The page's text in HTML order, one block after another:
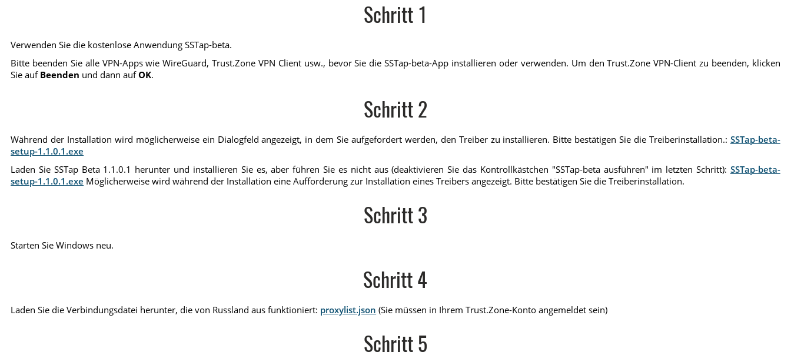
Schritt 1
Verwenden Sie die kostenlose Anwendung SSTap-beta.
Bitte beenden Sie alle VPN-Apps wie WireGuard, Trust.Zone VPN Client usw., bevor Sie die SSTap-beta-App installieren oder verwenden. Um den Trust.Zone VPN-Client zu beenden, klicken
Sie auf Beenden und dann aufOK.
Schritt 2
Während der Installation wird möglicherweise ein Dialogfeld angezeigt, in dem Sie aufgefordert werden, den Treiber zu installieren. Bitte bestätigen Sie die Treiberinstallation.: SSTap-beta-
setup-1.1.0.1.exe
Laden Sie SSTap Beta 1.1.0.1 herunter und installieren Sie es, aber führen Sie es nicht aus (deaktivieren Sie das Kontrollkästchen "SSTap-beta ausführen" im letzten Schritt): SSTap-beta-
setup-1.1.0.1.exe Möglicherweise wird während der Installation eine Aufforderung zur Installation eines Treibers angezeigt. Bitte bestätigen Sie die Treiberinstallation.
Schritt 3
Starten Sie Windows neu.
Schritt 4
Laden Sie die Verbindungsdatei herunter, die von Russland aus funktioniert: proxylist.json (Sie müssen in Ihrem Trust.Zone-Konto angemeldet sein)
Schritt 5